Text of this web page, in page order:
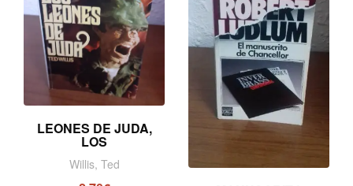
LEONES DE JUDA,
LOS
Willis, Ted